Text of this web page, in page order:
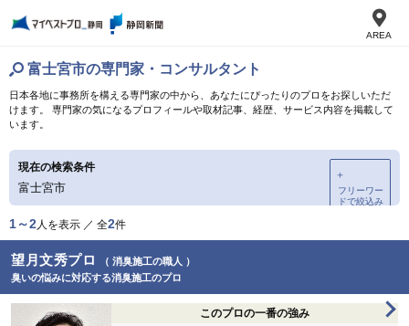
AREA
富士宮市の専門家・コンサルタント
日本各地に事務所を構える専門家の中から、あなたにぴったりのプロをお探しいただ
けます。 専門家の気になるプロフィールや取材記事、経歴、サービス内容を掲載して
います。
現在の検索条件
富士宮市
＋
フリーワー
ドで絞込み
1～2人を表示 ／ 全2件
望月文秀プロ
（ 消臭施工の職人 ）
臭いの悩みに対応する消臭施工のプロ
このプロの一番の強み